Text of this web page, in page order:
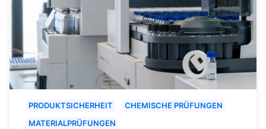
PRODUKTSICHERHEIT
CHEMISCHE PRÜFUNGEN
MATERIALPRÜFUNGEN